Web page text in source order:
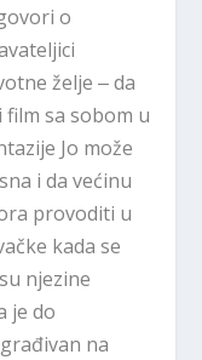
o
želje ‒ da
sa sobom u
Jo može
i da većinu
provoditi u
kada se
njezine
je do
na